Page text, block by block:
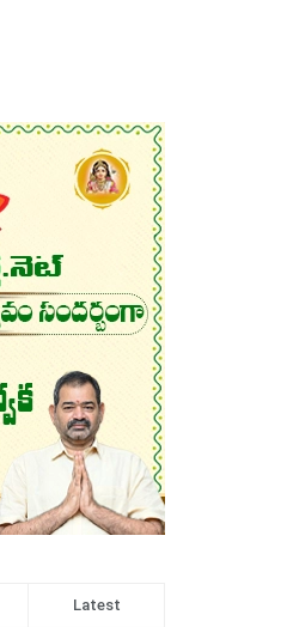
Latest